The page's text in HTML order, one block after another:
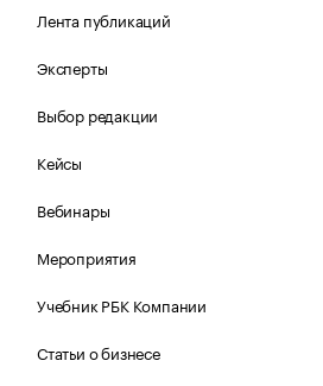
Лента публикаций
Эксперты
Выбор редакции
Кейсы
Вебинары
Мероприятия
Учебник РБК Компании
Статьи о бизнесе